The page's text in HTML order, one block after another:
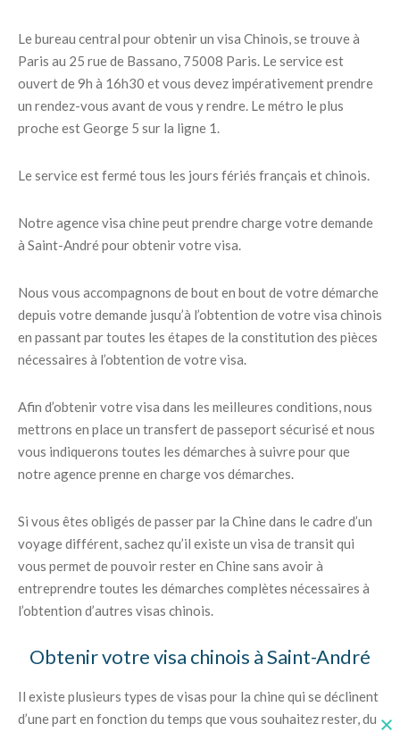
Le bureau central pour obtenir un visa Chinois, se trouve à
Paris au 25 rue de Bassano, 75008 Paris. Le service est
ouvert de 9h à 16h30 et vous devez impérativement prendre
un rendez-vous avant de vous y rendre. Le métro le plus
proche est George 5 sur la ligne 1.
Le service est fermé tous les jours fériés français et chinois.
Notre agence visa chine peut prendre charge votre demande
à Saint-André pour obtenir votre visa.
Nous vous accompagnons de bout en bout de votre démarche
depuis votre demande jusqu’à l’obtention de votre visa chinois
en passant par toutes les étapes de la constitution des pièces
nécessaires à l’obtention de votre visa.
Afin d’obtenir votre visa dans les meilleures conditions, nous
mettrons en place un transfert de passeport sécurisé et nous
vous indiquerons toutes les démarches à suivre pour que
notre agence prenne en charge vos démarches.
Si vous êtes obligés de passer par la Chine dans le cadre d’un
voyage différent, sachez qu’il existe un visa de transit qui
vous permet de pouvoir rester en Chine sans avoir à
entreprendre toutes les démarches complètes nécessaires à
l’obtention d’autres visas chinois.
Obtenir votre visa chinois à Saint-André
Il existe plusieurs types de visas pour la chine qui se déclinent
d’une part en fonction du temps que vous souhaitez rester, du